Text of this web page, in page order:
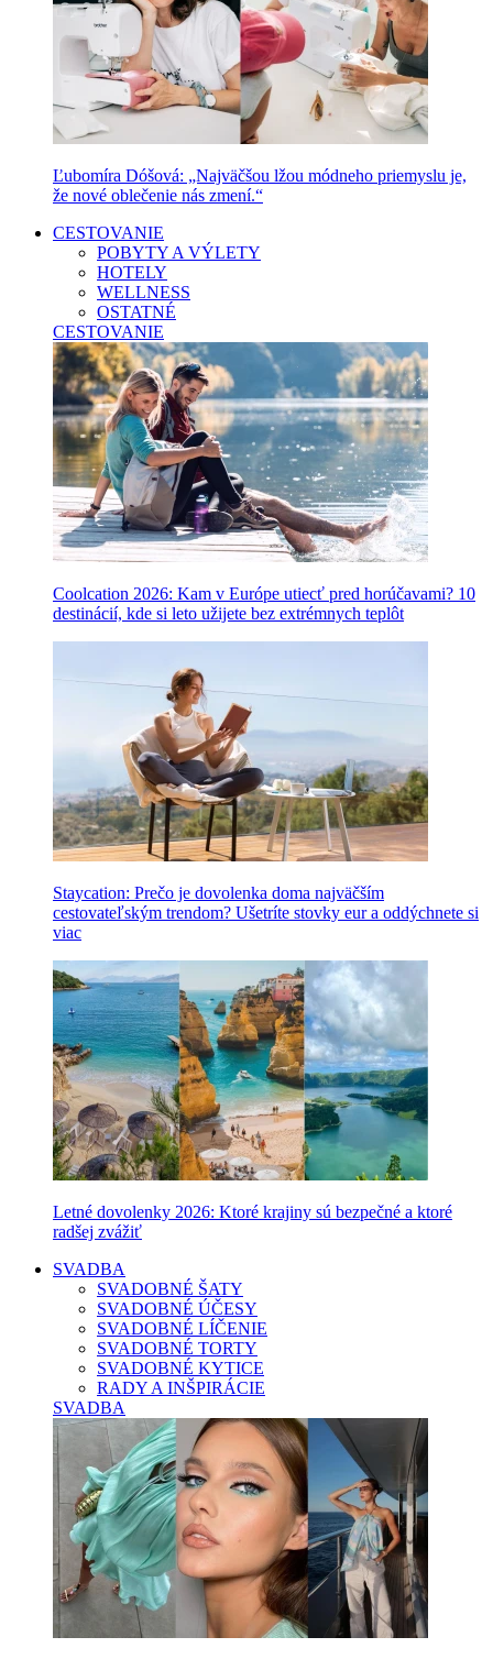
Ľubomíra Dóšová: „Najväčšou lžou módneho priemyslu je,
že nové oblečenie nás zmení.“
CESTOVANIE
POBYTY A VÝLETY
HOTELY
WELLNESS
OSTATNÉ
CESTOVANIE
Coolcation 2026: Kam v Európe utiecť pred horúčavami? 10
destinácií, kde si leto užijete bez extrémnych teplôt
Staycation: Prečo je dovolenka doma najväčším
cestovateľským trendom? Ušetríte stovky eur a oddýchnete si
viac
Letné dovolenky 2026: Ktoré krajiny sú bezpečné a ktoré
radšej zvážiť
SVADBA
SVADOBNÉ ŠATY
SVADOBNÉ ÚČESY
SVADOBNÉ LÍČENIE
SVADOBNÉ TORTY
SVADOBNÉ KYTICE
RADY A INŠPIRÁCIE
SVADBA